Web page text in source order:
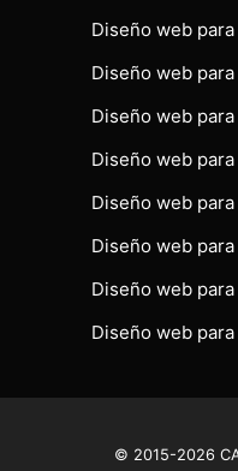
Diseño web
Diseño web
Diseño web
Diseño web
Diseño web
Diseño web
Diseño web
Diseño web
© 2015-2026